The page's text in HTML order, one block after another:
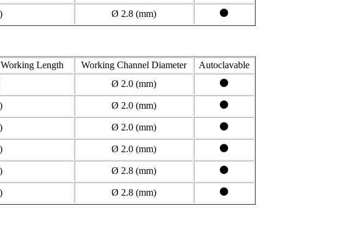
Ø 2.8 (mm) ⚫
Length Working Channel Diameter
Autoclavable
Ø 2.0 (mm) ⚫
Ø 2.0 (mm) ⚫
Ø 2.0 (mm) ⚫
Ø 2.0 (mm) ⚫
Ø 2.8 (mm) ⚫
Ø 2.8 (mm) ⚫